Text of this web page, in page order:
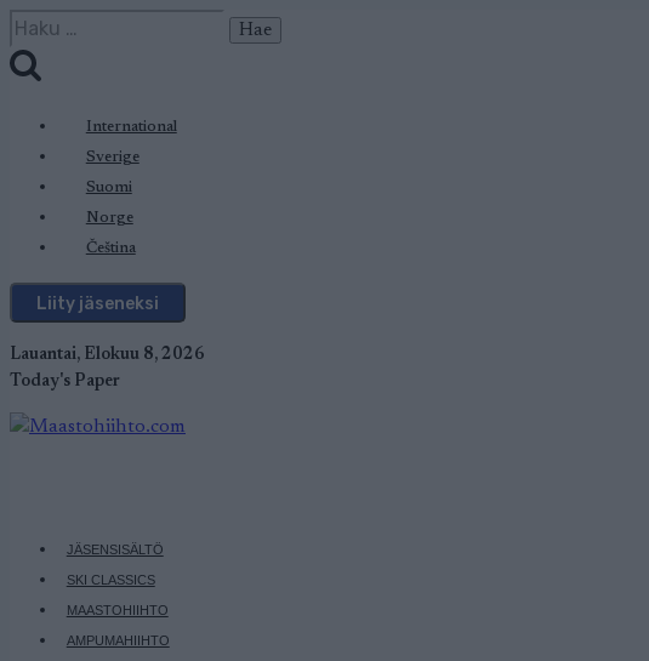
Siirry
sisältöön
Haku:
International
Sverige
Suomi
Norge
Čeština
Liity jäseneksi
Lauantai, Elokuu 8, 2026
Today's Paper
JÄSENSISÄLTÖ
SKI CLASSICS
MAASTOHIIHTO
AMPUMAHIIHTO